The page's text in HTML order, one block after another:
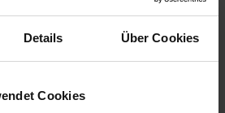
Details Über Cookies
Cookies